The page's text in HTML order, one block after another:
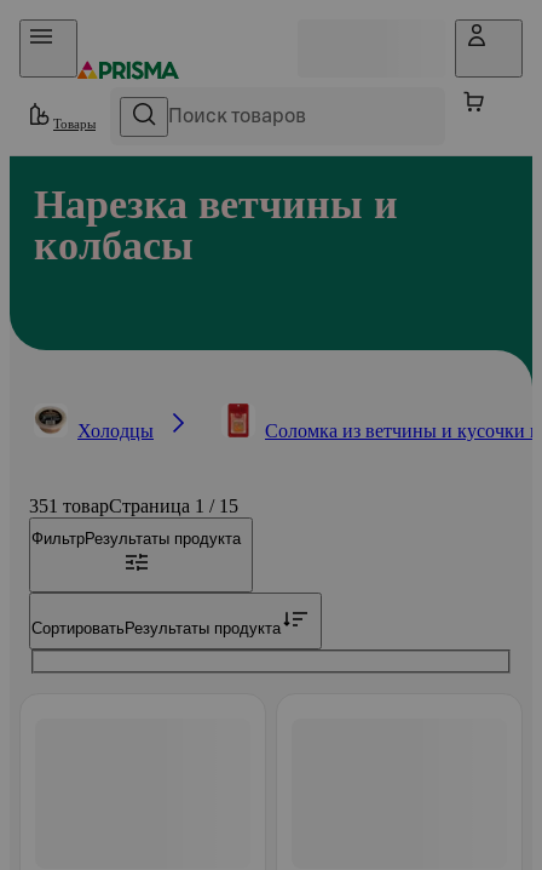
Прыгать в контент
Товары
Нарезка ветчины и
колбасы
Холодцы Соломка из ветчины и кусочки
351 товарСтраница 1 / 15
ФильтрРезультаты продукта
Сортировать Результаты продукта